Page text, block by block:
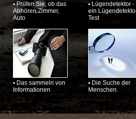
▪ Prüfen Sie, ob das
Abhören Zimmer,
Auto
▪ Lügendetektor -
ein
Test
▪ Das sammeln von
Informationen
▪ Die Suche der
Menschen.